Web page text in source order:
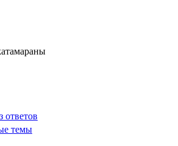
ответов
темы